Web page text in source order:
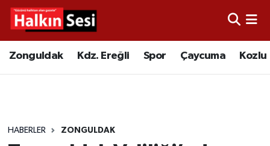
Zonguldak Kdz. Ereğli Spor Çaycuma Kozlu
HABERLER ZONGULDAK
Video
Çaycuma
Merkez Hava Durumu